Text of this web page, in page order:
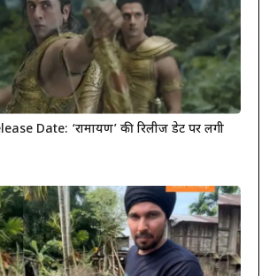
Date: ‘रामायण’ की रिलीज डेट पर लगी